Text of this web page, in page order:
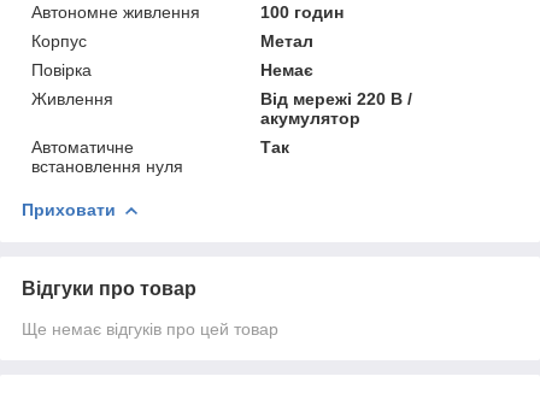
Автономне живлення
100 годин
Корпус
Метал
Повірка
Немає
Живлення
Від мережі 220 В /
акумулятор
Автоматичне
встановлення нуля
Так
Приховати
Відгуки про товар
Ще немає відгуків про цей товар